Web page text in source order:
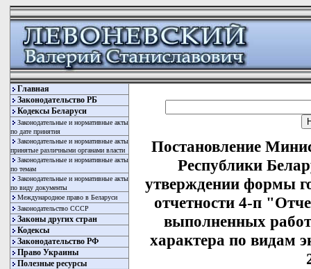
Главная
Законодательство РБ
Кодексы Беларуси
Законодательные и нормативные акты
по дате принятия
Законодательные и нормативные акты
принятые различными органами власти
Законодательные и нормативные акты
по темам
Законодательные и нормативные акты
по виду документы
Международное право в Беларуси
Законодательство СССР
Законы других стран
Кодексы
Законодательство РФ
Право Украины
Полезные ресурсы
Постановление
Республики
утверждении формы
отчетности 4-п
выполненных
характера по видам